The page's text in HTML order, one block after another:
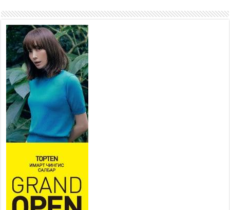
2026 оны 7 сар 21 / 16 цаг 47 минут
Тусгай замын автобус /BRT/
төслийн удирдах хорооны
ээлжит хуралдаан боллоо
2026 оны 7 сар 21 / 16 цаг 43 минут
Ерөнхий сайд Н.Учрал БНХАУ-
аас Монгол Улсад суугаа
Элчин сайд Шэнь
Миньжюанийг хүлээн авч
уулзав
2026 оны 7 сар 21 / 16 цаг 39 минут
БҮГД НАЙРАМДАХ ТАЖИКИСТАН УЛСТАЙ
ЭДИЙН ЗАСГИЙН ХАМТЫН АЖИЛЛАГААГ
ӨРГӨЖҮҮЛНЭ
2026 оны 7 сар 21 / 16 цаг 34 минут
26,992 суралцагч хотхоны бага сургуульд, 8100
суралцагч төрөлжсөн ахлах сургуульд